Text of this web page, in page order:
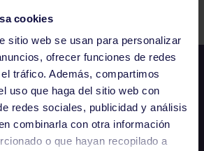
cookies
sitio web se usan para personalizar
ofrecer funciones de redes
tráfico. Además, compartimos
uso que haga del sitio web con
redes sociales, publicidad y análisis
combinarla con otra información
o que hayan recopilado a